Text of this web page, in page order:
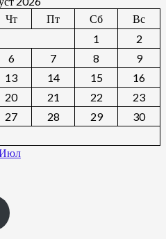
Чт Пт Сб
Вс
1
2
6 7 8
9
13 14 15
16
20 21 22
23
27 28 29
30